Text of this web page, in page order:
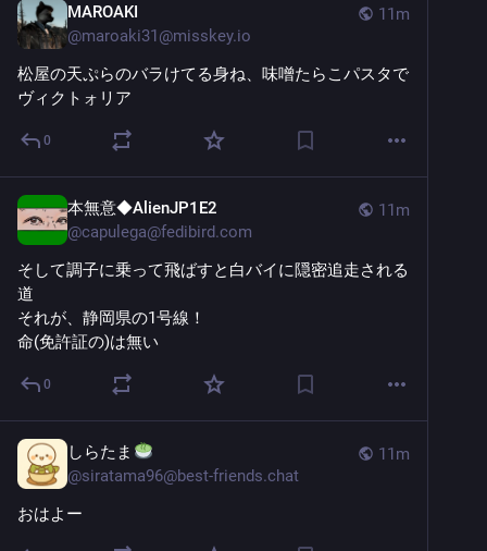
11m
MAROAKI
@maroaki31@misskey.io
松屋の天ぷらのバラけてる身ね、味噌たらこパスタで
ヴィクトォリア
0
11m
本無意◆AlienJP1E2
@capulega@fedibird.com
そして調子に乗って飛ばすと白バイに隠密追走される
道
それが、静岡県の1号線！
命(免許証の)は無い
0
11m
しらたま
@siratama96@best-friends.chat
おはよー